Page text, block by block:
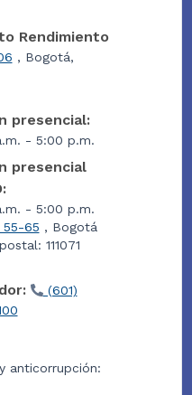
Rendimiento
, Bogotá,
presencial:
- 5:00 p.m.
presencial
- 5:00 p.m.
55-65 , Bogotá
111071
(601)
anticorrupción: